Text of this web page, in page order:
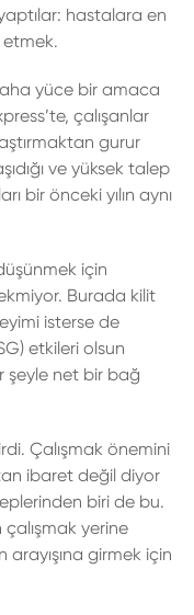
hastalara en
yüce bir amaca
çalışanlar
gurur
ve yüksek talep
bir önceki yılın aynı
için
Burada kilit
isterse de
etkileri olsun
şeyle net bir bağ
Çalışmak önemini
ibaret değil diyor
biri de bu.
yerine
girmek için